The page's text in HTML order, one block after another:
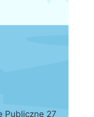
Publiczne 27